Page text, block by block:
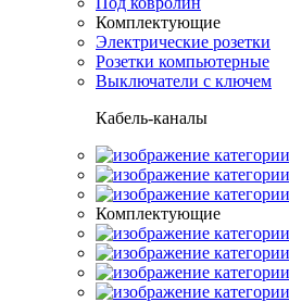
Комплектующие
Электрические розетки
Розетки компьютерные
Выключатели с ключем
Кабель-каналы
Комплектующие